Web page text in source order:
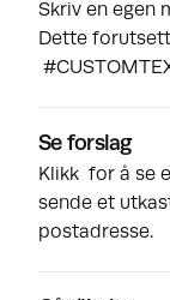
Skriv en egen
Dette
Se forslag
Klikk for å se
sende et
postadresse.